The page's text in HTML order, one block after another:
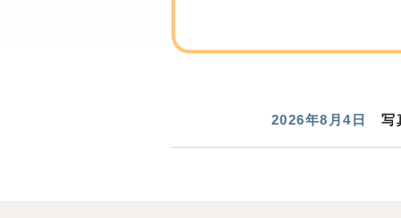
2026年8月4日 写